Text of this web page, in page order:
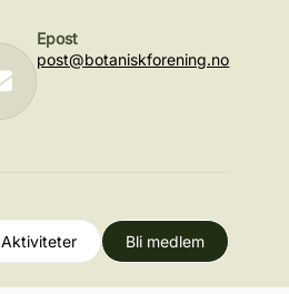
Epost
post@botaniskforening.no
Aktiviteter Bli medlem